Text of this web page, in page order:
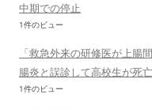
中期での停止
1件のビュー
「救急外来の研修医が上腸
腸炎と誤診して高校生が死
1件のビュー